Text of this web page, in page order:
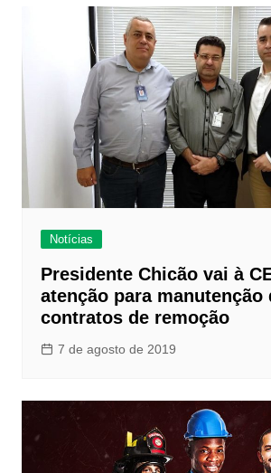
Notícias
Presidente Chicão vai à
atenção para manutenção
contratos de remoção
7 de agosto de 2019